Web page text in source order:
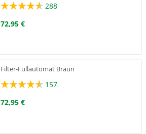
288
72,95 €
Filter-Füllautomat Braun
157
72,95 €